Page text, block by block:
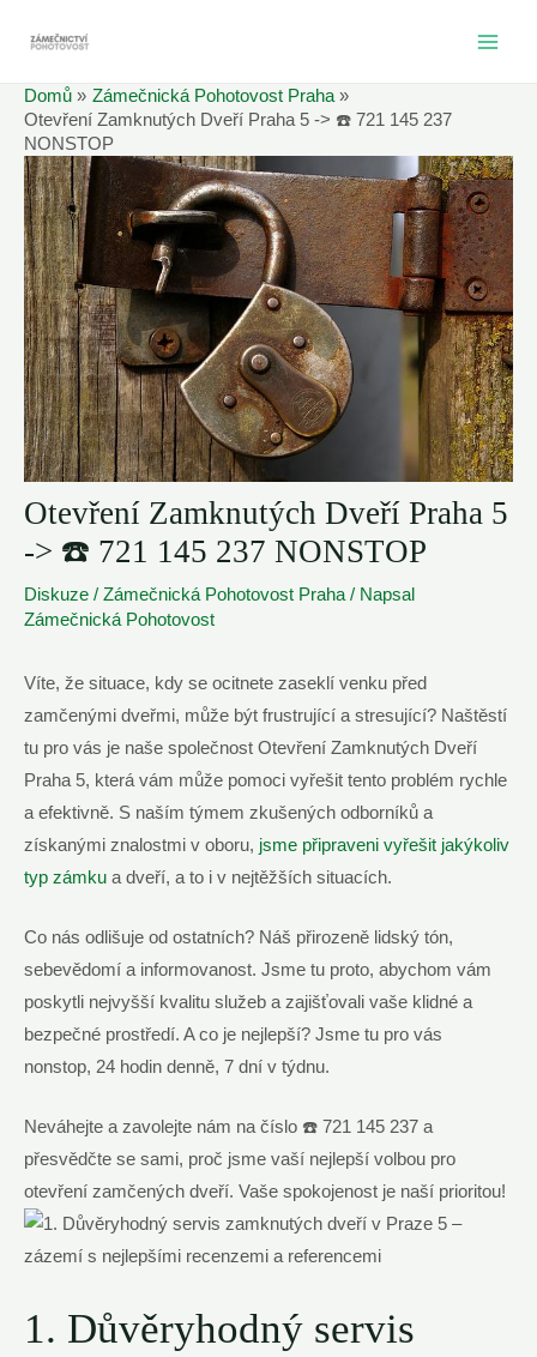
Domů
Zámečnická Pohotovost Praha
Otevření Zamknutých Dveří Praha 5 -> ☎️ 721 145 237
NONSTOP
Otevření Zamknutých Dveří Praha 5
-> ☎️ 721 145 237 NONSTOP
Diskuze / Zámečnická Pohotovost Praha / Napsal
Zámečnická Pohotovost
Víte, že situace, kdy se ocitnete zaseklí venku před
zamčenými dveřmi, může být frustrující a stresující? Naštěstí
tu pro vás je naše společnost Otevření Zamknutých Dveří
Praha 5, která vám může pomoci vyřešit tento problém rychle
a efektivně. S naším týmem zkušených odborníků a
získanými znalostmi v oboru, jsme připraveni vyřešit jakýkoliv
typ zámku a dveří, a to i v nejtěžších situacích.
Co nás odlišuje od ostatních? Náš přirozeně lidský tón,
sebevědomí a informovanost. Jsme tu proto, abychom vám
poskytli nejvyšší kvalitu služeb a zajišťovali vaše klidné a
bezpečné prostředí. A co je nejlepší? Jsme tu pro vás
nonstop, 24 hodin denně, 7 dní v týdnu.
Neváhejte a zavolejte nám na číslo ☎️ 721 145 237 a
přesvědčte se sami, proč jsme vaší nejlepší volbou pro
otevření zamčených dveří. Vaše spokojenost je naší prioritou!
1. Důvěryhodný servis